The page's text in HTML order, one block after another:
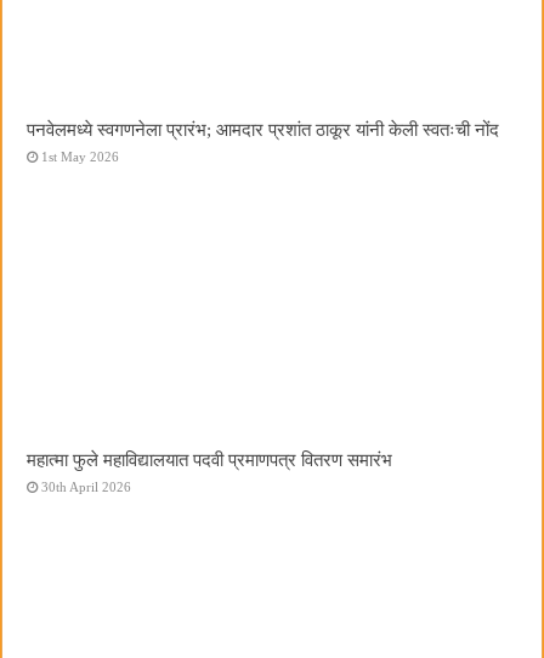
पनवेलमध्ये स्वगणनेला प्रारंभ; आमदार प्रशांत ठाकूर यांनी केली स्वतःची नोंद
1st May 2026
महात्मा फुले महाविद्यालयात पदवी प्रमाणपत्र वितरण समारंभ
30th April 2026